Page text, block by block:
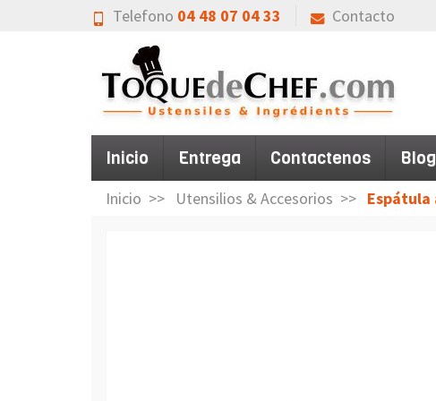
Telefono 04 48 07 04 33 Contacto
Inicio Entrega Contactenos Blog
Inicio Utensilios & Accesorios Espátula